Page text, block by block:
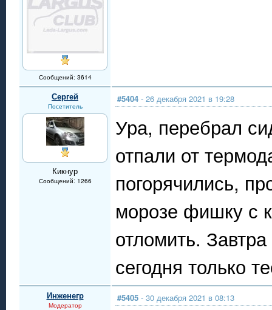
Сообщений: 3614
Сергей
Посетитель
Кикнур
Сообщений: 1266
#5404 - 26 декабря 2021 в 19:28
Ура, перебрал
отпали от
погорячились,
морозе фишку с
отломить.
сегодня только
Инженегр
Модератор
#5405 - 30 декабря 2021 в 08:13